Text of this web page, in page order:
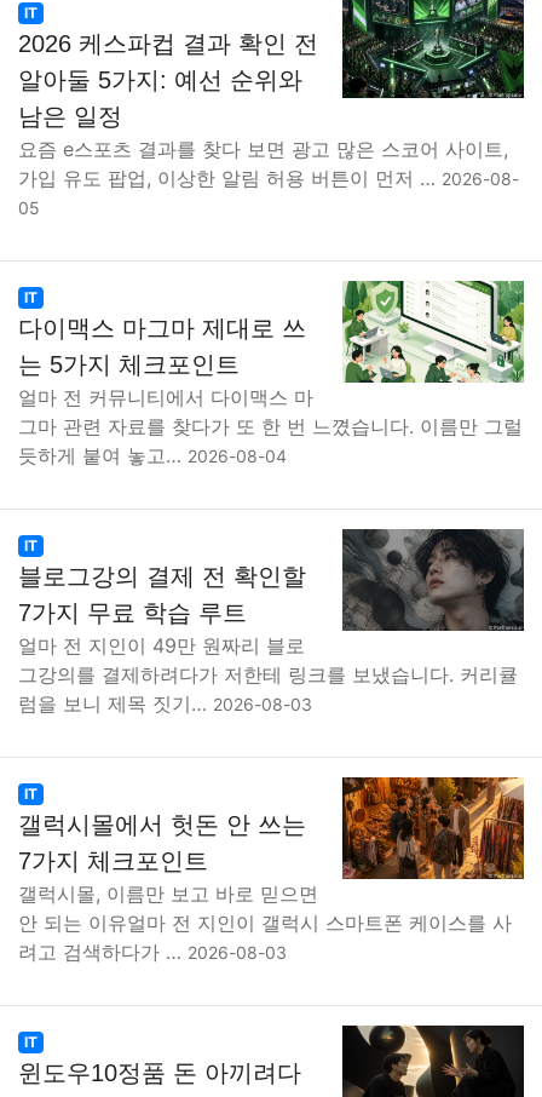
IT
2026 케스파컵 결과 확인 전
알아둘 5가지: 예선 순위와
남은 일정
요즘 e스포츠 결과를 찾다 보면 광고 많은 스코어 사이트,
가입 유도 팝업, 이상한 알림 허용 버튼이 먼저 … 2026-08-
05
IT
다이맥스 마그마 제대로 쓰
는 5가지 체크포인트
얼마 전 커뮤니티에서 다이맥스 마
그마 관련 자료를 찾다가 또 한 번 느꼈습니다. 이름만 그럴
듯하게 붙여 놓고… 2026-08-04
IT
블로그강의 결제 전 확인할
7가지 무료 학습 루트
얼마 전 지인이 49만 원짜리 블로
그강의를 결제하려다가 저한테 링크를 보냈습니다. 커리큘
럼을 보니 제목 짓기… 2026-08-03
IT
갤럭시몰에서 헛돈 안 쓰는
7가지 체크포인트
갤럭시몰, 이름만 보고 바로 믿으면
안 되는 이유얼마 전 지인이 갤럭시 스마트폰 케이스를 사
려고 검색하다가 … 2026-08-03
IT
윈도우10정품 돈 아끼려다